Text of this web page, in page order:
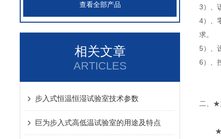
查看全部产品
相关文章
ARTICLES
步入式恒温恒湿试验室技术参数
巨为步入式高低温试验室的用途及特点
3）、
4）、
求。
5）、
6）、
二、★
★1